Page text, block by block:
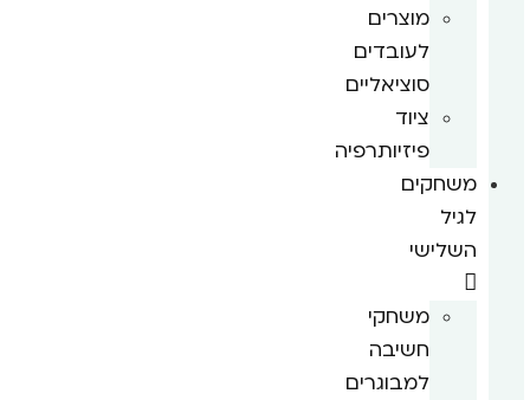
מוצרים
לעובדים
סוציאליים
ציוד
פיזיותרפיה
משחקים
לגיל
השלישי
משחקי
חשיבה
למבוגרים